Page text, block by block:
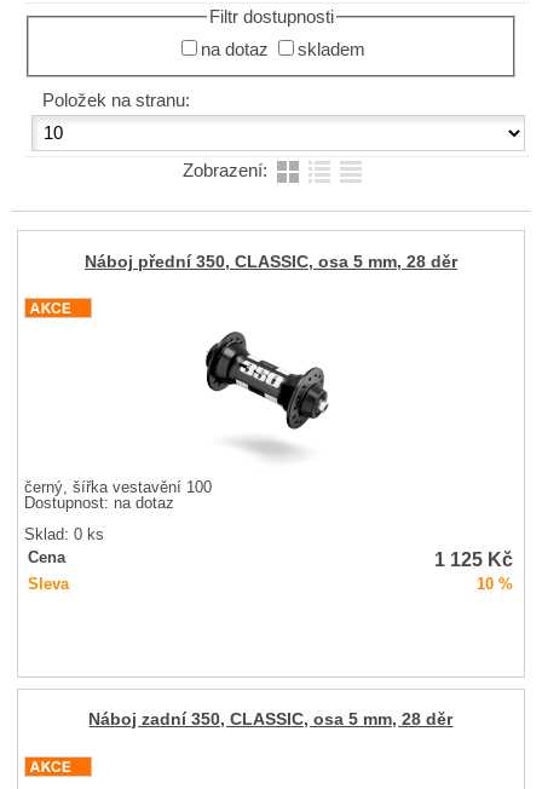
Filtr dostupnosti
na dotaz
skladem
Položek na stranu:
Zobrazení:
Náboj přední 350, CLASSIC, osa 5 mm, 28 děr
černý, šířka vestavění 100
Dostupnost: na dotaz
Sklad: 0 ks
Cena
1 125 Kč
Sleva 10 %
Náboj zadní 350, CLASSIC, osa 5 mm, 28 děr